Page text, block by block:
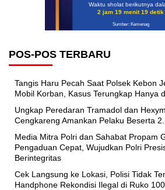
Waktu sholat berikutnya
2 jam 19 menit 19 detik
Sumber: Kemenag
POS-POS TERBARU
Tangis Haru Pecah Saat Polsek Kebon
Mobil Korban, Kasus Terungkap Hanya
Ungkap Peredaran Tramadol dan
Cengkareng Amankan Pelaku Beserta
Media Mitra Polri dan Sahabat Propam
Pengaduan Cepat, Wujudkan Polri
Berintegritas
Cek Langsung ke Lokasi, Polisi Tidak
Handphone Rekondisi Ilegal di Ruko